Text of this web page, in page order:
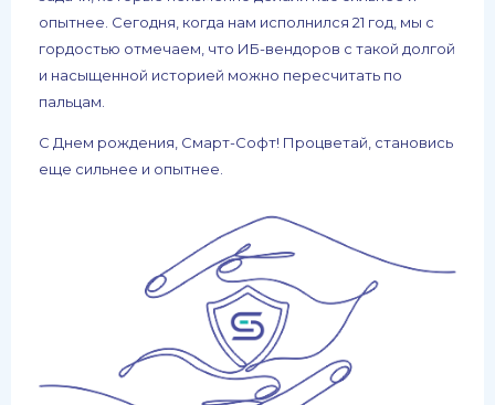
опытнее. Сегодня, когда нам исполнился 21 год, мы с
гордостью отмечаем, что ИБ-вендоров с такой долгой
и насыщенной историей можно пересчитать по
пальцам.
С Днем рождения, Смарт-Софт! Процветай, становись
еще сильнее и опытнее.